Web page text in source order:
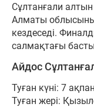
Сұлтанғали
Алматы
кездеседі.
салмақтағы
Айдос
Туған күні: 7
Туған жері: